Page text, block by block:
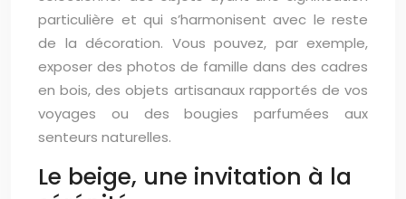
particulière et qui s’harmonisent avec le reste
de la décoration. Vous pouvez, par exemple,
exposer des photos de famille dans des cadres
en bois, des objets artisanaux rapportés de vos
voyages ou des bougies parfumées aux
senteurs naturelles.
Le beige, une invitation à la